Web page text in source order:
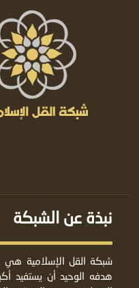
نبذة عن الشبكة
شبكة القل الإسلامية
هدفه الوحيد أن يستفيد